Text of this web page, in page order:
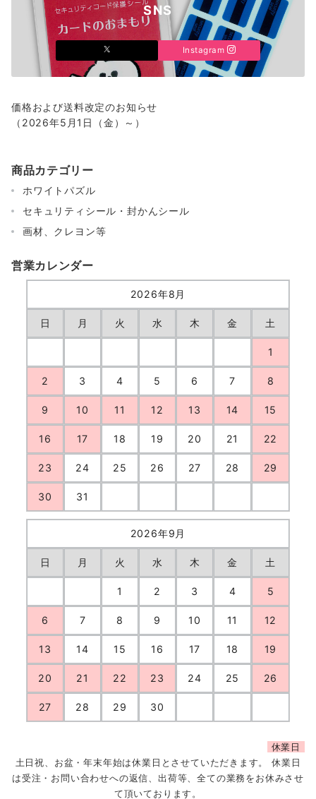
SNS
Instagram
価格および送料改定のお知らせ
（2026年5月1日（金）～）
商品カテゴリー
ホワイトパズル
セキュリティシール・封かんシール
画材、クレヨン等
営業カレンダー
2026年8月
日 月 火 水 木 金 土
1
2 3 4 5 6 7 8
9 10 11 12 13 14 15
16 17 18 19 20 21 22
23 24 25 26 27 28 29
30 31
2026年9月
日 月 火 水 木 金 土
1 2 3 4 5
6 7 8 9 10 11 12
13 14 15 16 17 18 19
20 21 22 23 24 25 26
27 28 29 30
休業日
土日祝、お盆・年末年始は休業日とさせていただきます。 休業日
は受注・お問い合わせへの返信、出荷等、全ての業務をお休みさせ
て頂いております。